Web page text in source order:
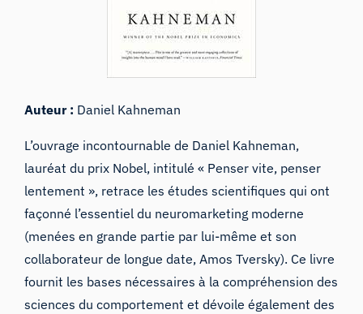
Auteur : Daniel Kahneman
L’ouvrage incontournable de Daniel Kahneman,
lauréat du prix Nobel, intitulé « Penser vite, penser
lentement », retrace les études scientifiques qui ont
façonné l’essentiel du neuromarketing moderne
(menées en grande partie par lui-même et son
collaborateur de longue date, Amos Tversky). Ce livre
fournit les bases nécessaires à la compréhension des
sciences du comportement et dévoile également des